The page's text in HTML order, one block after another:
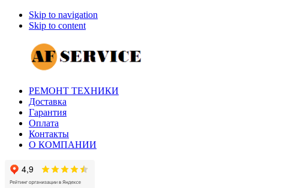
Skip to navigation
Skip to content
РЕМОНТ ТЕХНИКИ
Доставка
Гарантия
Оплата
Контакты
О КОМПАНИИ